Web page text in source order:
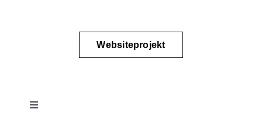
Websiteprojekt
Toggle